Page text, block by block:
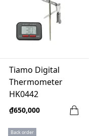
Tiamo Digital
Thermometer
HK0442
₫650,000
Back order